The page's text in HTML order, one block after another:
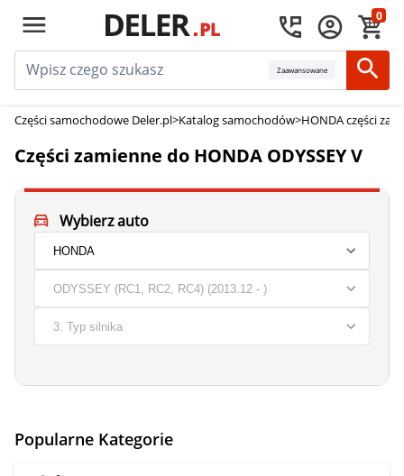
0
Zaawansowane
Części samochodowe Deler.pl>Katalog samochodów>HONDA części
Części zamienne do HONDA ODYSSEY V
Wybierz auto
Popularne Kategorie